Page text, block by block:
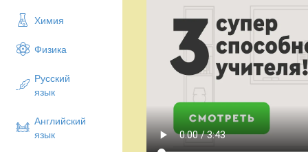
Химия
Физика
Русский
язык
Английский
язык
Группы здоровьесберегающих
образования, в которых используется
соответственно, и разные методы и
Смирнова, 2003:
1. Медико-гигиенические технологии,
направленных на соблюдение
соответствии с регламентациями
медицинского кабинета. Создание